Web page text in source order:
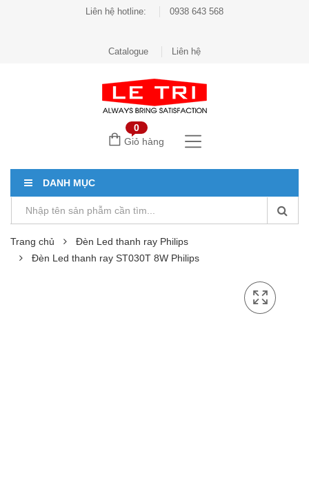
Liên hệ hotline: 0938 643 568
Catalogue Liên hệ
0
Giỏ hàng
DANH MỤC
Trang chủ
Đèn Led thanh ray Philips
Đèn Led thanh ray ST030T 8W Philips